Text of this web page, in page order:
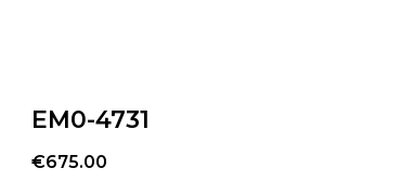
EM0-4731
€675.00